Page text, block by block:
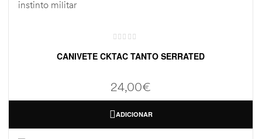
CANIVETE CKTAC TANTO SERRATED
24,00€
ADICIONAR